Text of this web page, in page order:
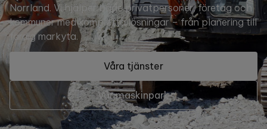
Norrland. Vi hjälper både privatpersoner, företag och
kommuner med kompletta lösningar – från planering till
färdig markyta.
Våra tjänster
Vår maskinpark